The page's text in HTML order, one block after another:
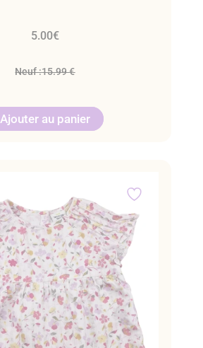
5.00€
Neuf :15.99 €
Ajouter au panier